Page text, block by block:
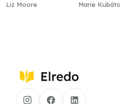
Liz Moore
kozlíčkovi
Marie